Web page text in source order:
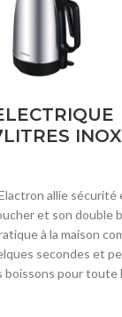
INOX
allie
et son double
à la maison
secondes et
pour toute